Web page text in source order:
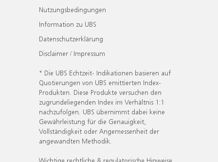
Nutzungsbedingungen
Information zu UBS
Datenschutzerklärung
Disclaimer / Impressum
* Die UBS Echtzeit- Indikationen basieren auf
Quotierungen von UBS emittierten Index-
Produkten. Diese Produkte versuchen den
zugrundeliegenden Index im Verhältnis 1:1
nachzufolgen. UBS übernimmt dabei keine
Gewährleistung für die Genauigkeit,
Vollständigkeit oder Angemessenheit der
angewandten Methodik.